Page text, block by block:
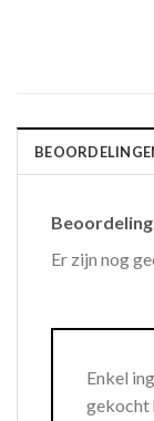
Er zijn nog
Enkel
gekocht